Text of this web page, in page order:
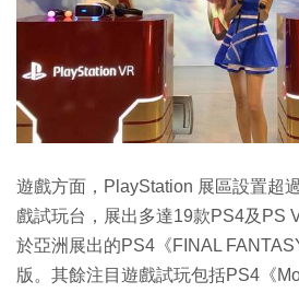
遊戲方面，PlayStation 展區設置超
戲試玩台，展出多達19款PS4及PS
於亞洲展出的PS4《FINAL
版。其餘注目遊戲試玩包括PS4《